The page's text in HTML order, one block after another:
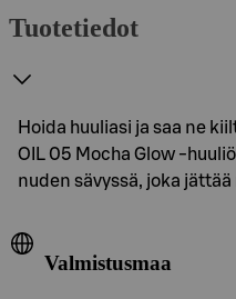
Tuotetiedot
Hoida huuliasi ja saa ne
OIL 05 Mocha Glow -
nuden sävyssä, joka
Valmistusmaa